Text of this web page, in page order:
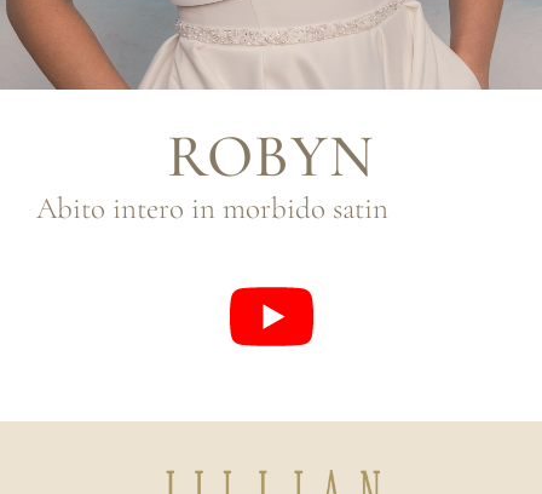
ROBYN
Abito intero in morbido satin